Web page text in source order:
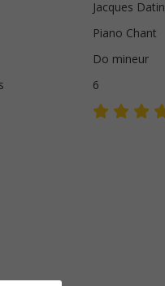
Jacques Datin
Piano Chant
Do mineur
6